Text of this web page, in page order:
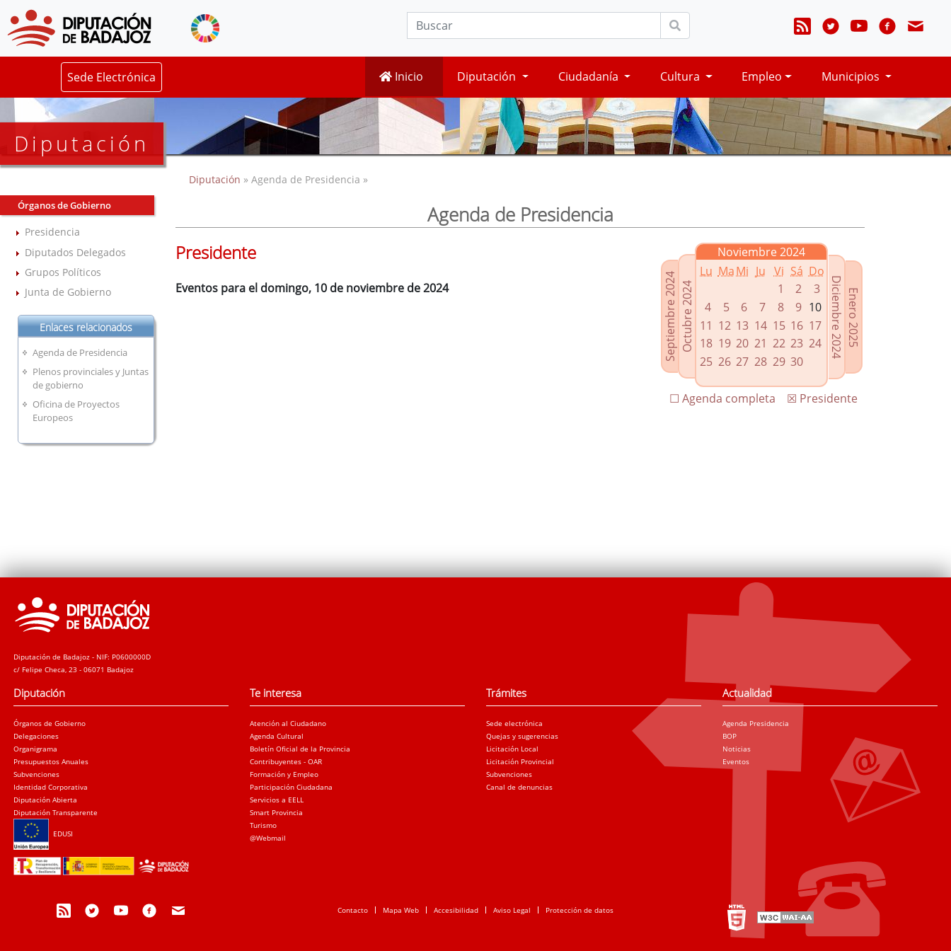
Sede Electrónica Inicio Diputación Ciudadanía Cultura Empleo Municipios
Diputación
Órganos de Gobierno
Presidencia
Diputados Delegados
Grupos Políticos
Junta de Gobierno
Enlaces relacionados
Agenda de Presidencia
Plenos provinciales y Juntas
de gobierno
Oficina de Proyectos
Europeos
Diputación » Agenda de Presidencia »
Agenda de Presidencia
Septiembre 2024Octubre 2024
Noviembre 2024
Lu MaMi Ju Vi Sá Do
1
2
3
4
5 6 7 8 9 10
11 12 13 14 15 16 17
18 19 20 21 22 23 24
25 26 27 28 29 30
Enero 2025
Diciembre 2024
☒ Presidente
☐ Agenda completa
Presidente
Eventos para el domingo, 10 de noviembre de 2024
Diputación de Badajoz - NIF: P0600000D
c/ Felipe Checa, 23 - 06071 Badajoz
Diputación
Órganos de Gobierno
Delegaciones
Organigrama
Presupuestos Anuales
Subvenciones
Identidad Corporativa
Diputación Abierta
Diputación Transparente
EDUSI
Te interesa
Atención al Ciudadano
Agenda Cultural
Boletín Oficial de la Provincia
Contribuyentes - OAR
Formación y Empleo
Participación Ciudadana
Servicios a EELL
Smart Provincia
Turismo
@Webmail
Trámites
Sede electrónica
Quejas y sugerencias
Licitación Local
Licitación Provincial
Subvenciones
Canal de denuncias
Actualidad
Agenda Presidencia
BOP
Noticias
Eventos
Contacto Mapa Web Accesibilidad Aviso Legal Protección de datos